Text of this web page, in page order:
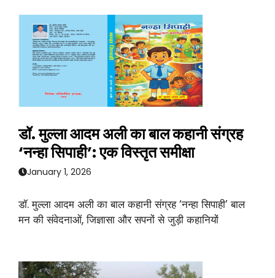
डॉ. मुल्ला आदम अली का बाल कहानी संग्रह
‘नन्हा सिपाही’: एक विस्तृत समीक्षा
January 1, 2026
डॉ. मुल्ला आदम अली का बाल कहानी संग्रह ‘नन्हा सिपाही’ बाल
मन की संवेदनाओं, जिज्ञासा और सपनों से जुड़ी कहानियों